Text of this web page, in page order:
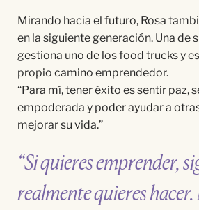
Mirando hacia el futuro, Rosa
en la siguiente generación. Una de
gestiona uno de los food trucks y
propio camino emprendedor.
“Para mí, tener éxito es sentir paz,
empoderada y poder ayudar a
mejorar su vida.”
“Si quieres emprender,
realmente quieres